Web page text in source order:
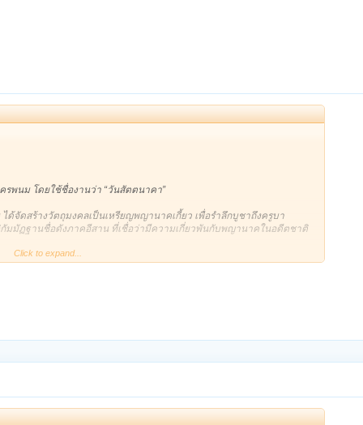
พนม โดยใช้ชื่องานว่า “วันสัตตนาคา”
จัดสร้างวัตถุมงคลเป็นเหรียญพญานาคเกี้ยว เพื่อรำลึกบูชาถึงครูบา
มมัฏฐานชื่อดังภาคอีสาน ที่เชื่อว่ามีความเกี่ยวพันกับพญานาคในอดีตชาติ
นื้ออัลปาก้า 99 เหรียญ เนื้อนวโลหะ 99 เหรียญ และเนื้อทองแดง 2,554
ม รุ่นสมโภชปี 2518 มีเส้นสันนูนขอบ ถัดเส้นสันด้านในเป็นฟันปลา
านว่า “หลง” หมายถึงพญานาค หรือมังกร ด้านขวาแนวระนาบเดียวกัน
รทัดดังกล่าวตอกนัมเบอร์รันจำนวนเหรียญกำกับไว้
บมุมบนสุดมียันต์ นะนิพพาน และอักขระตัวธรรมขนาบสองข้างจากซ้ายไป
ะเยโน” บรรทัดที่ 2 อ่านว่า ธิสิทวะภาธิสิท บรรทัดล่างสุดสลักปีที่จัดสร้างระบุ
Click to expand...